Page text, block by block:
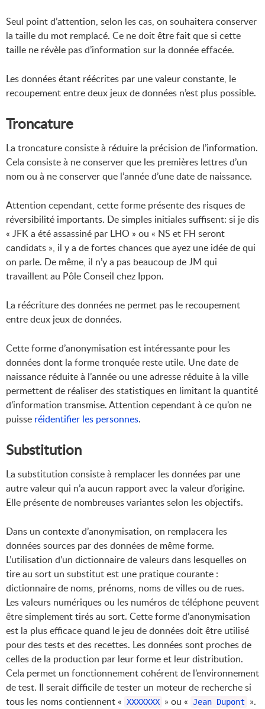
Seul point d’attention, selon les cas, on souhaitera conserver
la taille du mot remplacé. Ce ne doit être fait que si cette
taille ne révèle pas d’information sur la donnée effacée.
Les données étant réécrites par une valeur constante, le
recoupement entre deux jeux de données n’est plus possible.
Troncature
La troncature consiste à réduire la précision de l’information.
Cela consiste à ne conserver que les premières lettres d’un
nom ou à ne conserver que l’année d’une date de naissance.
Attention cependant, cette forme présente des risques de
réversibilité importants. De simples initiales suffisent: si je dis
« JFK a été assassiné par LHO » ou « NS et FH seront
candidats », il y a de fortes chances que ayez une idée de qui
on parle. De même, il n’y a pas beaucoup de JM qui
travaillent au Pôle Conseil chez Ippon.
La réécriture des données ne permet pas le recoupement
entre deux jeux de données.
Cette forme d’anonymisation est intéressante pour les
données dont la forme tronquée reste utile. Une date de
naissance réduite à l’année ou une adresse réduite à la ville
permettent de réaliser des statistiques en limitant la quantité
d’information transmise. Attention cependant à ce qu’on ne
puisse réidentifier les personnes.
Substitution
La substitution consiste à remplacer les données par une
autre valeur qui n’a aucun rapport avec la valeur d’origine.
Elle présente de nombreuses variantes selon les objectifs.
Dans un contexte d’anonymisation, on remplacera les
données sources par des données de même forme.
L’utilisation d’un dictionnaire de valeurs dans lesquelles on
tire au sort un substitut est une pratique courante :
dictionnaire de noms, prénoms, noms de villes ou de rues.
Les valeurs numériques ou les numéros de téléphone peuvent
être simplement tirés au sort. Cette forme d’anonymisation
est la plus efficace quand le jeu de données doit être utilisé
pour des tests et des recettes. Les données sont proches de
celles de la production par leur forme et leur distribution.
Cela permet un fonctionnement cohérent de l’environnement
de test. Il serait difficile de tester un moteur de recherche si
tous les noms contiennent « XXXXXXX » ou « Jean Dupont ».